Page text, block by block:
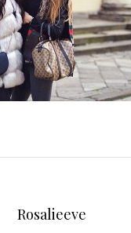
Rosalieeve